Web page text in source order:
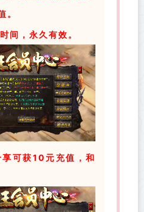
。
间，永久有效。
可获10元充值，和